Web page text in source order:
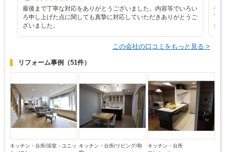
最後まで丁寧な対応をありがとうございました。内容等でいろい
ろ申し上げた点に関しても真摯に対応していただきありがとうご
ざいました。
仕
下
な
この会社の口コミをもっと見る >
リフォーム事例 （51件）
キッチン・台所/浴室・ユニッ キッチン・台所/リビング/和
キッチン・台所